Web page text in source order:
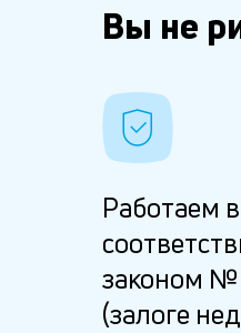
Вы не
Работаем
законом №
(залоге